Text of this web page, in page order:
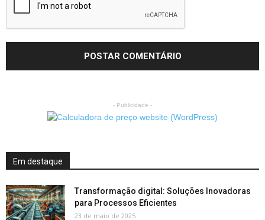
- Publicidade -
Em destaque
Transformação digital: Soluções Inovadoras
para Processos Eficientes
23 de maio de 2025